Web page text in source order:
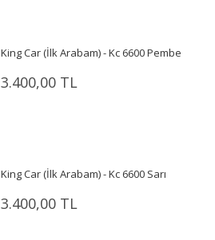
King Car (İlk Arabam) - Kc 6600 Pembe
3.400,00 TL
King Car (İlk Arabam) - Kc 6600 Sarı
3.400,00 TL